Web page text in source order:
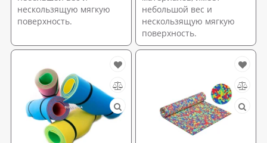
нескользящую мягкую
поверхность.
небольшой вес и
нескользящую мягкую
поверхность.